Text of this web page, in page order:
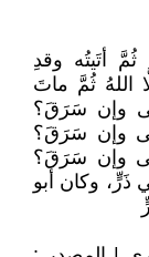
أتَيتُه وقدِ
اللهُ ثُمَّ ماتَ
وإن سَرَقَ؟
وإن سَرَقَ؟
وإن سَرَقَ؟
وكان أبو